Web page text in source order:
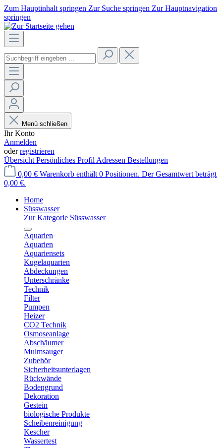
Zum Hauptinhalt springen Zur Suche springen Zur Hauptnavigation
springen
Menü schließen
Ihr Konto
Anmelden
oderregistrieren
Übersicht Persönliches Profil Adressen Bestellungen
0,00 € Warenkorb enthält 0 Positionen. Der Gesamtwert beträgt
0,00 €.
Home
Süsswasser
Zur Kategorie Süsswasser
Aquarien
Aquarien
Aquariensets
Kugelaquarien
Abdeckungen
Unterschränke
Technik
Filter
Pumpen
Heizer
CO2 Technik
Osmoseanlage
Abschäumer
Mulmsauger
Zubehör
Sicherheitsunterlagen
Rückwände
Bodengrund
Dekoration
Gestein
biologische Produkte
Scheibenreinigung
Kescher
Wassertest